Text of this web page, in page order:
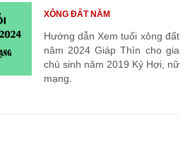
Hướng dẫn Xem tuổi xông đất
năm 2024 Giáp Thìn cho gia
chủ sinh năm 2019 Kỷ Hợi, nữ
mạng.
XÔNG ĐẤT NĂM